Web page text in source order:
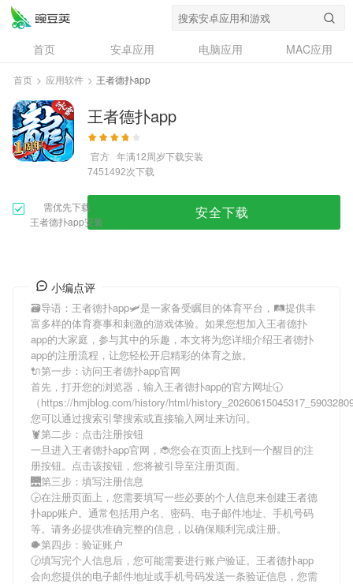
首页 安卓应用 电脑应用
MAC应用
资讯
专题
问答
首页 > 应用软件 > 王者德扑app
王者德扑app
官方 年满12周岁下载安装
7451492次下载
需优先下载
王者德扑app安装
安全下载
小编点评
🗃导语： 王者德扑app🛩是一家备受瞩目的体育平台，🛤提供丰
富多样的体育赛事和刺激的游戏体验。如果您想加入王者德扑
app的大家庭，参与其中的乐趣，本文将为您详细介绍王者德扑
app的注册流程，让您轻松开启精彩的体育之旅。
🔌第一步：访问王者德扑app官网
首先，打开您的浏览器，输入王者德扑app的官方网址🕣
（https://hmjblog.com/history/html/
您可以通过搜索引擎搜索或直接输入网址来访问。
🦞第二步：点击注册按钮
一旦进入王者德扑app官网，🐞您会在页面上找到一个醒目的注
册按钮。点击该按钮，您将被引导至注册页面。
🌉第三步：填写注册信息
🕞在注册页面上，您需要填写一些必要的个人信息来创建王者德
扑app账户。通常包括用户名、密码、电子邮件地址、手机号码
等。请务必提供准确完整的信息，以确保顺利完成注册。
🐡第四步：验证账户
🕝填写完个人信息后，您可能需要进行账户验证。 王者德扑app
会向您提供的电子邮件地址或手机号码发送一条验证信息，您需